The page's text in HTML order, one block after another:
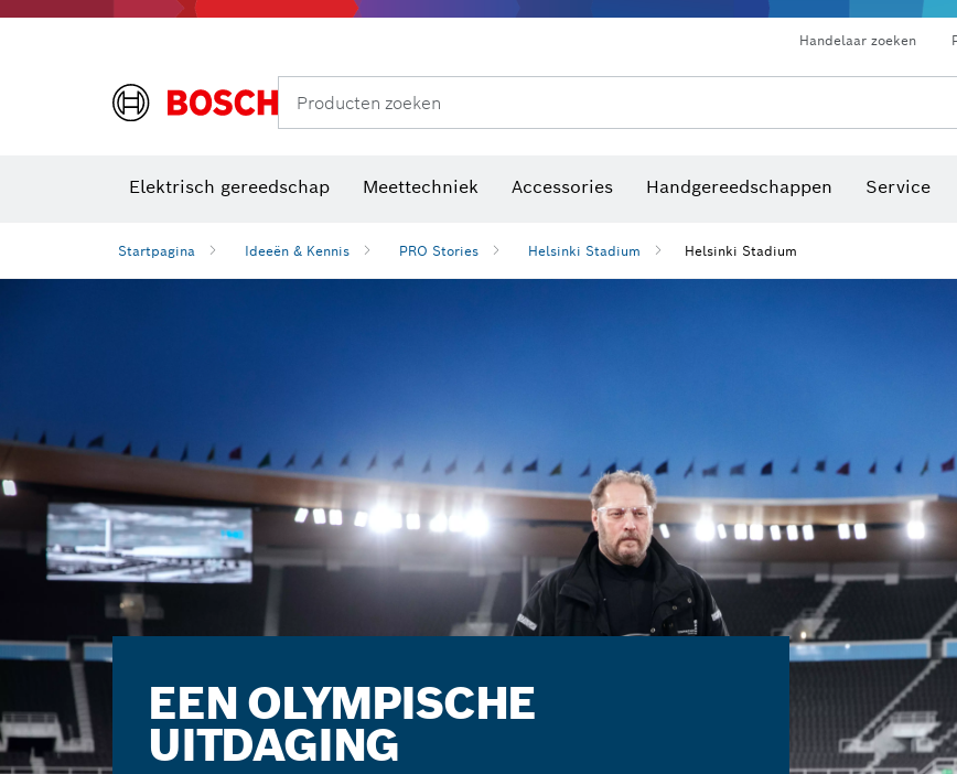
Handelaar zoeken
Producten zoeken
Elektrisch gereedschap Meettechniek Accessories Handgereedschappen Service
Startpagina Ideeën & Kennis PRO Stories Helsinki Stadium Helsinki Stadium
EEN OLYMPISCHE
UITDAGING